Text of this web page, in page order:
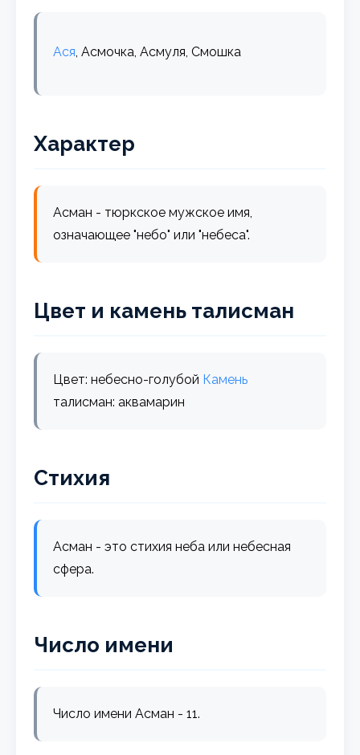
Ася, Асмочка, Асмуля, Смошка
Характер
Асман - тюркское мужское имя,
означающее "небо" или "небеса".
Цвет и камень талисман
Цвет: небесно-голубой Камень
талисман: аквамарин
Стихия
Асман - это стихия неба или небесная
сфера.
Число имени
Число имени Асман - 11.